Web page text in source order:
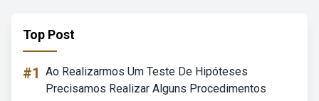
Top Post
#1 Ao Realizarmos Um Teste De Hipóteses
Precisamos Realizar Alguns Procedimentos